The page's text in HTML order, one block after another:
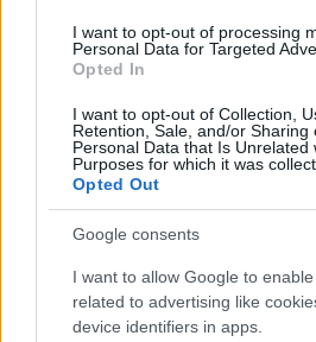
I want to opt-out of processing
Personal Data for Targeted
Opted In
I want to opt-out of Collection,
Retention, Sale, and/or Sharing
Personal Data that Is Unrelated
Purposes for which it was
Opted Out
Google consents
I want to allow Google to
related to advertising like
device identifiers in apps.
δημιουργεί νέες ευκαιρίες
θα αντιληφθεί εγκαίρως το νέο
προκλήσεις της νέας «εποχής»
διανύουμε. Ο κλάδος της
διαμοιρασμού, ενδεχόμενα να
«κομμάτι» του νέου μοντέλου
διαμορφώνεται και παράλληλα
τόσο για τους εγχώριους και
για τους ιδιοκτήτες
Μπάκας.